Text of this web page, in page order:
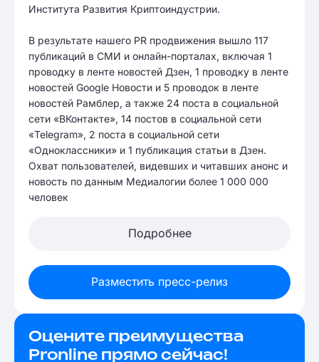
Института Развития Криптоиндустрии.
В результате нашего PR продвижения вышло 117
публикаций в СМИ и онлайн-порталах, включая 1
проводку в ленте новостей Дзен, 1 проводку в ленте
новостей Google Новости и 5 проводок в ленте
новостей Рамблер, а также 24 поста в социальной
сети «ВКонтакте», 14 постов в социальной сети
«Telegram», 2 поста в социальной сети
«Одноклассники» и 1 публикация статьи в Дзен.
Охват пользователей, видевших и читавших анонс и
новость по данным Медиалогии более 1 000 000
человек
Подробнее
Разместить пресс-релиз
Оцените преимущества
Pronline прямо сейчас!